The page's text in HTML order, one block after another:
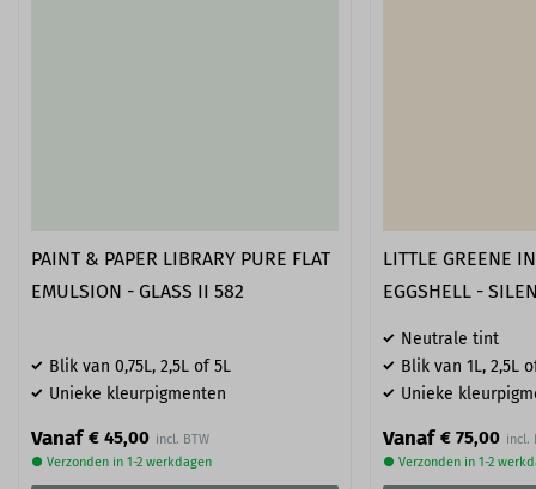
PAINT & PAPER LIBRARY PURE FLAT
EMULSION - GLASS II 582
Blik van 0,75L, 2,5L of 5L
Unieke kleurpigmenten
Vanaf € 45,00
● Verzonden in 1-2 werkdagen
LITTLE GREENE
EGGSHELL -
Neutrale tint
Blik van 1L, 2,5L
Unieke
Vanaf € 75,00
● Verzonden in 1-2